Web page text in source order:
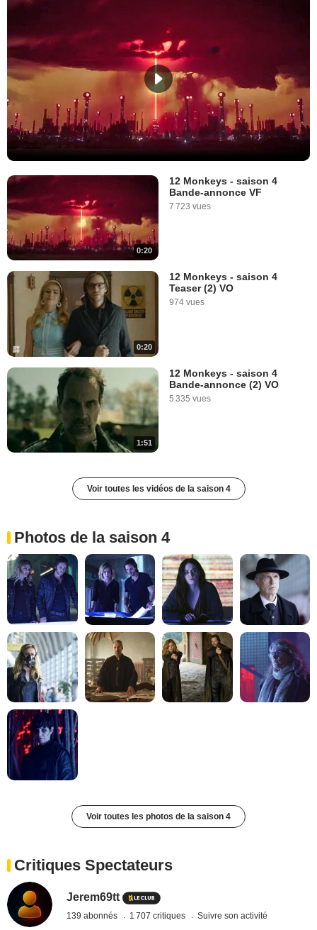
0:20
12 Monkeys - saison 4
Bande-annonce VF
7 723 vues
0:20
12 Monkeys - saison 4
Teaser (2) VO
974 vues
1:51
12 Monkeys - saison 4
Bande-annonce (2) VO
5 335 vues
Voir toutes les vidéos de la saison 4
Photos de la saison 4
Voir toutes les photos de la saison 4
Critiques Spectateurs
Jerem69tt
139 abonnés 1 707 critiques Suivre son activité